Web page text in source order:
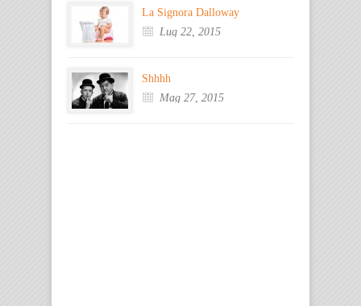
La Signora Dalloway
Lug 22, 2015
Shhhh
Mag 27, 2015